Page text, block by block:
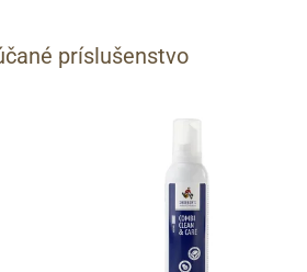
príslušenstvo